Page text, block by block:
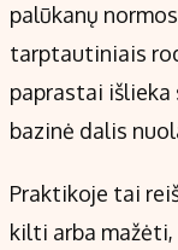
palūkanų
tarptautiniais
paprastai
bazinė dalis
Praktikoje tai
kilti arba